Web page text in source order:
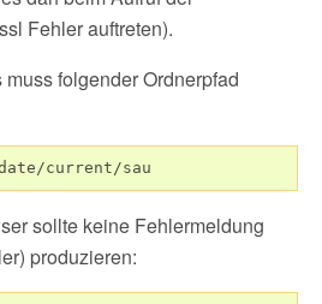
Fehler auftreten).
folgender Ordnerpfad
current/sau
sollte keine Fehlermeldung
produzieren: